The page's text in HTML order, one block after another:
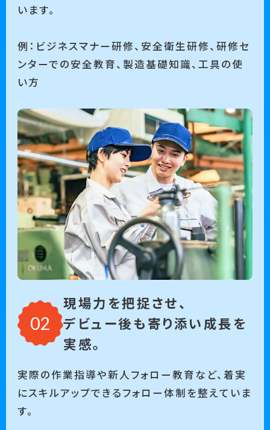
います。
例：ビジネスマナー研修、安全衛生研修、研修セ
ンターでの安全教育、製造基礎知識、工具の使
い方
現場力を把捉させ、
デビュー後も寄り添い成長を
実感。
実際の作業指導や新人フォロー教育など、着実
にスキルアップできるフォロー体制を整えていま
す。